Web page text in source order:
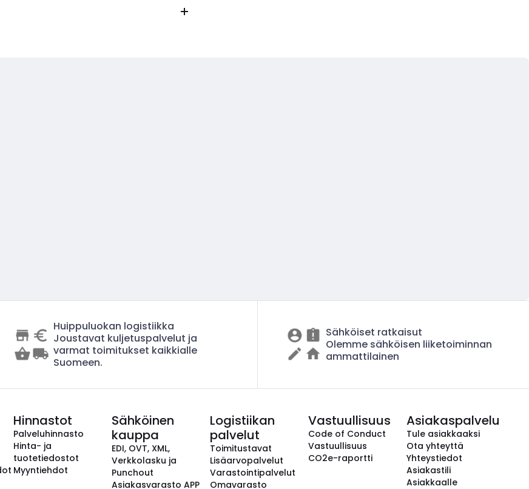
Huippuluokan logistiikka
Joustavat kuljetuspalvelut ja
varmat toimitukset kaikkialle
Suomeen.
Sähköiset ratkaisut
Olemme sähköisen liiketoiminnan
ammattilainen
Hinnastot
Palveluhinnasto
Hinta- ja
tuotetiedostot
Myyntiehdot
Sähköinen
kauppa
EDI, OVT, XML,
Verkkolasku ja
Punchout
Asiakasvarasto APP
Logistiikan
palvelut
Toimitustavat
Lisäarvopalvelut
Varastointipalvelut
Omavarasto
Vastuullisuus
Code of Conduct
Vastuullisuus
CO2e-raportti
Asiakaspalvelu
Tule asiakkaaksi
Ota yhteyttä
Yhteystiedot
Asiakastili
Asiakkaalle